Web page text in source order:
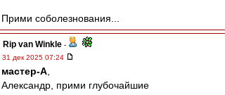
Прими соболезнования...
Rip van Winkle -
31 дек 2025 07:24
мастер-А
Александр, прими глубочайшие